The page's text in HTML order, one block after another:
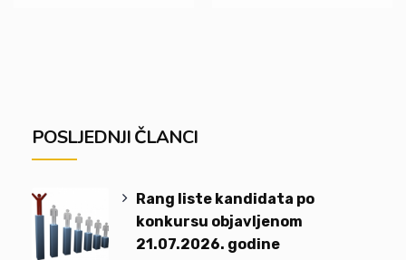
POSLJEDNJI ČLANCI
Rang liste kandidata po
konkursu objavljenom
21.07.2026. godine